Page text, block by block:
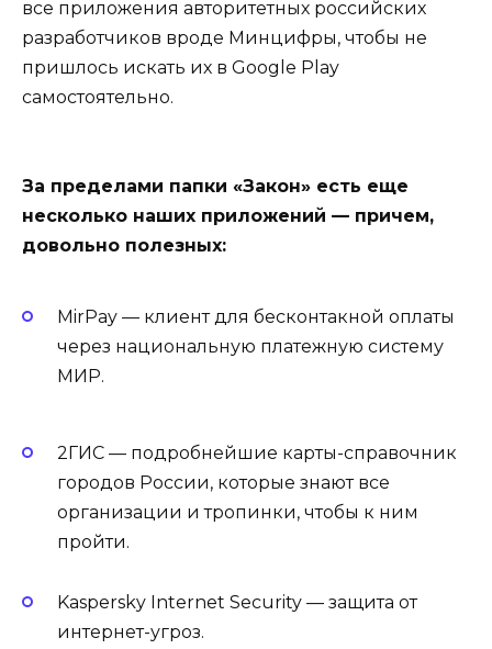
все приложения авторитетных российских
разработчиков вроде Минцифры, чтобы не
пришлось искать их в Google Play
самостоятельно.
За пределами папки «Закон» есть еще
несколько наших приложений — причем,
довольно полезных:
MirPay — клиент для бесконтакной оплаты
через национальную платежную систему
МИР.
2ГИС — подробнейшие карты-справочник
городов России, которые знают все
организации и тропинки, чтобы к ним
пройти.
Kaspersky Internet Security — защита от
интернет-угроз.